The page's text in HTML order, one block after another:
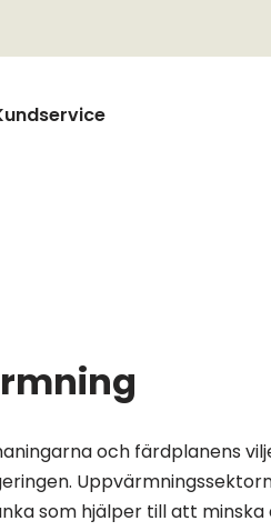
och färdplanens
som hjälper till att